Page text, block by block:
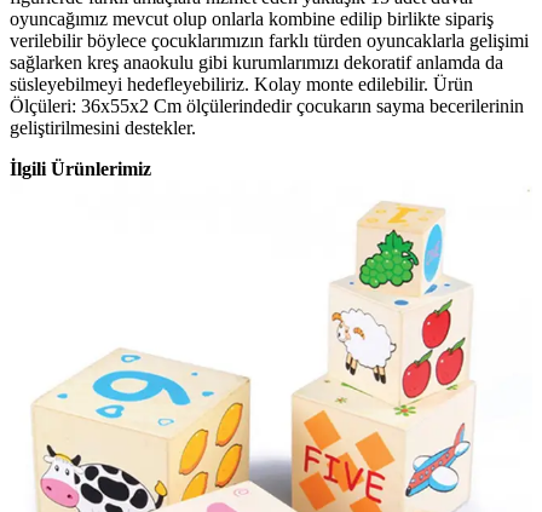
oyuncağımız mevcut olup onlarla kombine edilip birlikte sipariş
verilebilir böylece çocuklarımızın farklı türden oyuncaklarla gelişimi
sağlarken kreş anaokulu gibi kurumlarımızı dekoratif anlamda da
süsleyebilmeyi hedefleyebiliriz. Kolay monte edilebilir. Ürün
Ölçüleri: 36x55x2 Cm ölçülerindedir çocukarın sayma becerilerinin
geliştirilmesini destekler.
İlgili Ürünlerimiz